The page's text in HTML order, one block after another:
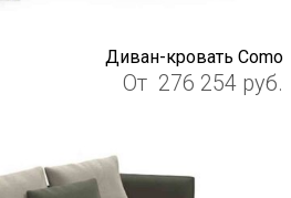
Диван-кровать Como
От 276 254 руб.